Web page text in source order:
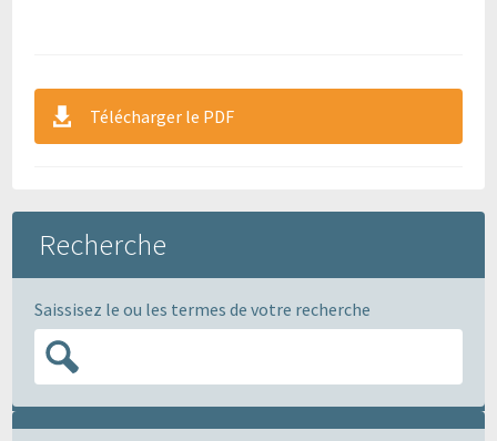
Télécharger le PDF
Recherche
Saissisez le ou les termes de votre recherche